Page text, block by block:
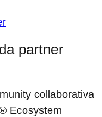
partner
collaborativa
Ecosystem